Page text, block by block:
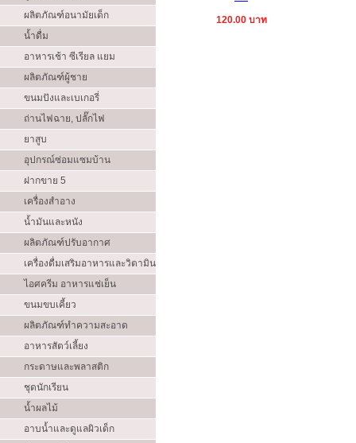
ผลิตภัณฑ์อนามัยเด็ก
น้ำดื่ม
อาหารเช้า ซีเรียล แยม
ผลิตภัณฑ์ผู้ชาย
ขนมปังและเบเกอรี่
ถ่านไฟฉาย, ปลั๊กไฟ
ยาสูบ
อุปกรณ์ซ่อมแซมบ้าน
ฝากขาย 5
เครื่องสำอาง
น้ำมันและหนัง
ผลิตภัณฑ์ปรับอากาศ
เครื่องดื่มเสริมอาหารและวิตามิน
ไอศครีม อาหารแช่เย็น
ขนมขบเคี้ยว
ผลิตภัณฑ์ทำความสะอาด
อาหารสัตว์เลี้ยง
กระดาษและพลาสติก
ชุดนักเรียน
น้ำผลไม้
อาบน้ำและดูแลผิวเด็ก
120.00 บาท